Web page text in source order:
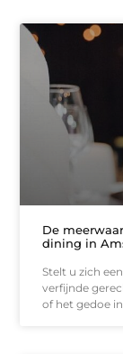
De
dining in
Stelt u zich
verfijnde
of het gedoe